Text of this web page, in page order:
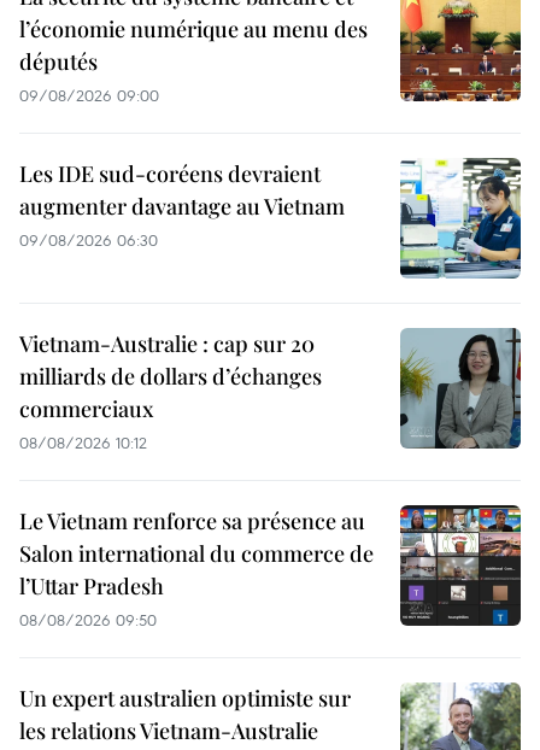
l’économie numérique au menu des
députés
09/08/2026 09:00
Les IDE sud-coréens devraient
augmenter davantage au Vietnam
09/08/2026 06:30
Vietnam-Australie : cap sur 20
milliards de dollars d’échanges
commerciaux
08/08/2026 10:12
Le Vietnam renforce sa présence au
Salon international du commerce de
l’Uttar Pradesh
08/08/2026 09:50
Un expert australien optimiste sur
les relations Vietnam-Australie